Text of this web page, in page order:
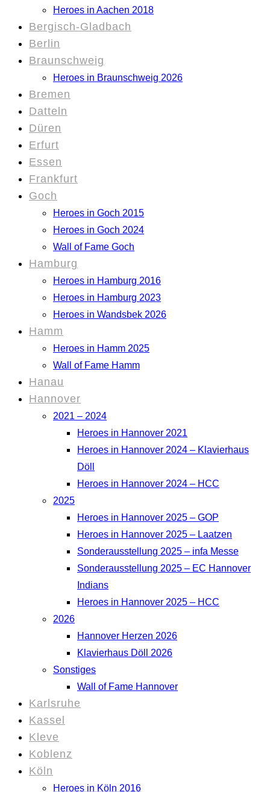
Heroes in Aachen 2018
Bergisch-Gladbach
Berlin
Braunschweig
Heroes in Braunschweig 2026
Bremen
Datteln
Düren
Erfurt
Essen
Frankfurt
Goch
Heroes in Goch 2015
Heroes in Goch 2024
Wall of Fame Goch
Hamburg
Heroes in Hamburg 2016
Heroes in Hamburg 2023
Heroes in Wandsbek 2026
Hamm
Heroes in Hamm 2025
Wall of Fame Hamm
Hanau
Hannover
2021 – 2024
Heroes in Hannover 2021
Heroes in Hannover 2024 – Klavierhaus
Döll
Heroes in Hannover 2024 – HCC
2025
Heroes in Hannover 2025 – GOP
Heroes in Hannover 2025 – Laatzen
Sonderausstellung 2025 – infa Messe
Sonderausstellung 2025 – EC Hannover
Indians
Heroes in Hannover 2025 – HCC
2026
Hannover Herzen 2026
Klavierhaus Döll 2026
Sonstiges
Wall of Fame Hannover
Karlsruhe
Kassel
Kleve
Koblenz
Köln
Heroes in Köln 2016